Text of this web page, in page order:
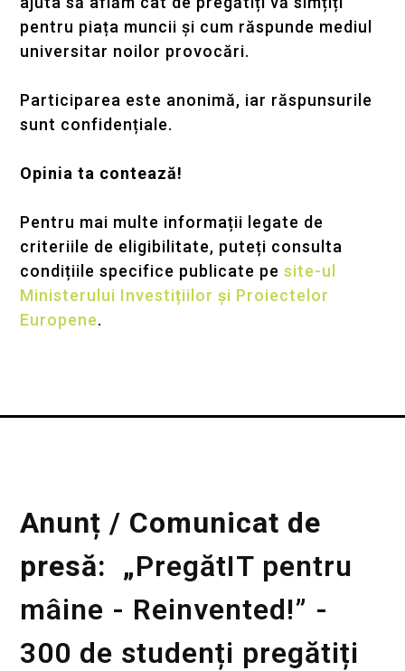
pentru piața muncii și cum răspunde mediul
universitar noilor provocări.
Participarea este anonimă, iar răspunsurile
sunt confidențiale.
Opinia ta contează!
Pentru mai multe informații legate de
criteriile de eligibilitate, puteți consulta
condițiile specifice publicate pesite-ul
Ministerului Investițiilorși Proiectelor
Europene.
Anunț / Comunicat de
presă: „PregătIT pentru
mâine - Reinvented!” -
300 de studenți pregătiți